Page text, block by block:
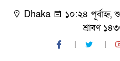
Dhaka
১০:২৪ পূর্বাহ্ন,
শ্রাবণ